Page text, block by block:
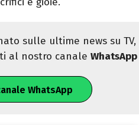
sulle ultime news su TV,
al nostro canaleWhatsApp
WhatsApp